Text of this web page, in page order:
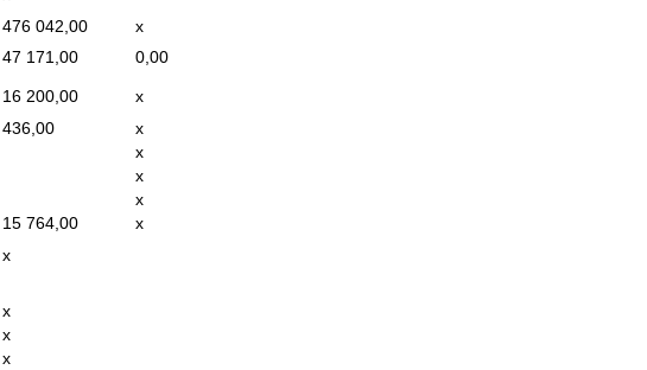
476 042,00
x
47 171,00
0,00
16 200,00
x
436,00
x
x
x
x
15 764,00
x
x
x
x
x